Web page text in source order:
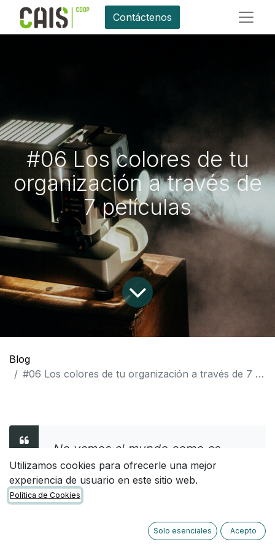
Contáctenos
#06 Los colores de tu
organización a través de
7 películas
Blog
#06 Los colores de tu organización a través de 7 películas
No vemos el mundo como es,
sino como somos nosotros;
nuestros valores son las lentes a
través de las cuales construimos
Utilizamos cookies para ofrecerle una mejor
experiencia de usuario en este sitio web.
Política de Cookies
Solo esenciales Acepto